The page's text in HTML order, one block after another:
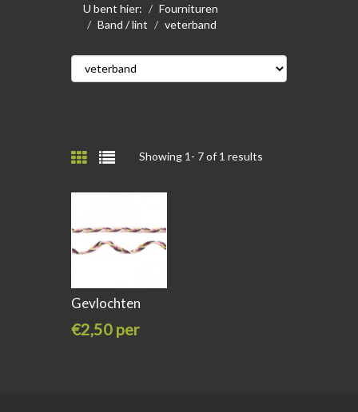
U bent hier:
Fournituren
Band / lint
veterband
Showing 1- 7of 1 results
Gevlochten
€2,50 per